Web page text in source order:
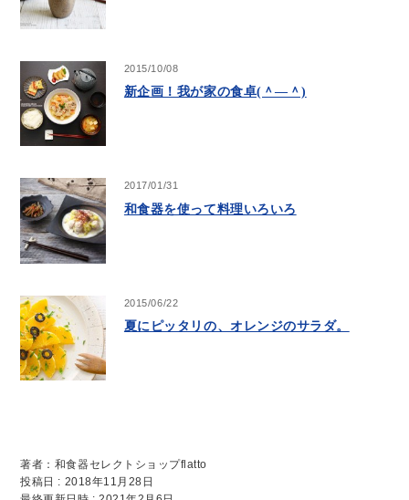
2015/10/08
新企画！我が家の食卓(＾―＾)
2017/01/31
和食器を使って料理いろいろ
2015/06/22
夏にピッタリの、オレンジのサラダ。
著者：和食器セレクトショップflatto
投稿日 : 2018年11月28日